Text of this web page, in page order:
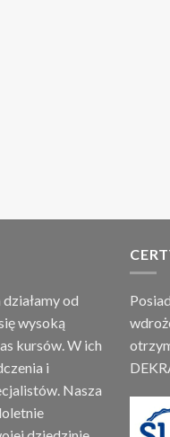
od
wysoką
kursów. W ich
i
Nasza